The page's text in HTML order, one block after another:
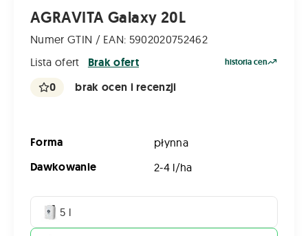
AGRAVITA Galaxy 20L
Numer GTIN / EAN: 5902020752462
Lista ofert
Brak ofert historia cen
0 brak ocen i recenzji
Forma płynna
Dawkowanie 2-4 l/ha
5 l